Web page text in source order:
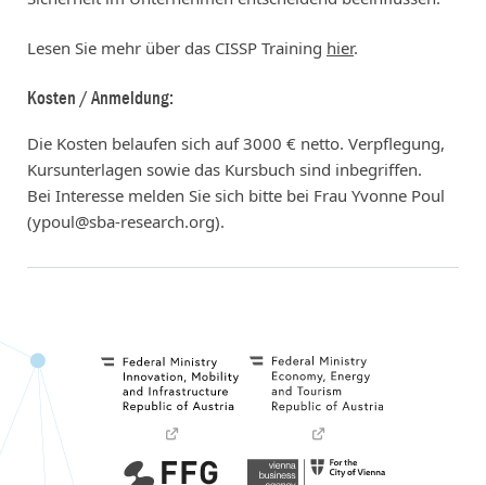
Lesen Sie mehr über das CISSP Training hier.
Kosten / Anmeldung:
Die Kosten belaufen sich auf 3000 € netto. Verpflegung,
Kursunterlagen sowie das Kursbuch sind inbegriffen.
Bei Interesse melden Sie sich bitte bei Frau Yvonne Poul
(ypoul@sba-research.org).